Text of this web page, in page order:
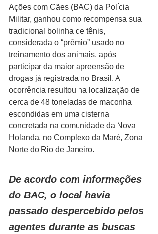
Ações com Cães (BAC) da Polícia
Militar, ganhou como recompensa sua
tradicional bolinha de tênis,
considerada o “prêmio” usado no
treinamento dos animais, após
participar da maior apreensão de
drogas já registrada no Brasil. A
ocorrência resultou na localização de
cerca de 48 toneladas de maconha
escondidas em uma cisterna
concretada na comunidade da Nova
Holanda, no Complexo da Maré, Zona
Norte do Rio de Janeiro.
De acordo com informações
do BAC, o local havia
passado despercebido pelos
agentes durante as buscas